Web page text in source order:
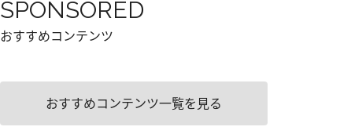
SPONSORED
おすすめコンテンツ
おすすめコンテンツ一覧を見る